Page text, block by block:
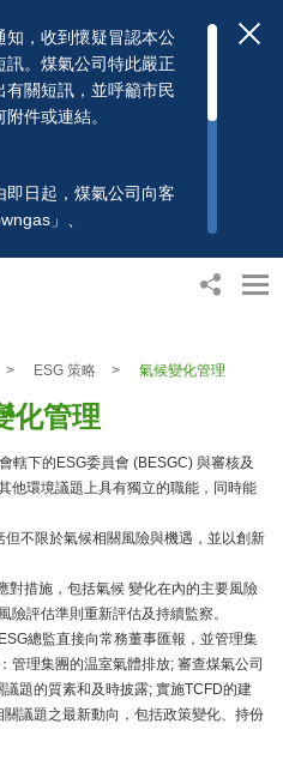
知，收到懷疑冒認本公
。煤氣公司特此嚴正
關短訊，並呼籲市民
件或連結。
日起，煤氣公司向客
」、
。若有任何疑問，可隨
熱線：2880 6988或電
查詢。
> ESG 策略 > 氣候變化管理
化管理
轄下的ESG委員會 (BESGC) 與審核及
他環境議題上具有獨立的職能，同時能
不限於氣候相關風險與機遇，並以創新
對措施，包括氣候 變化在內的主要風險
險評估準則重新評估及持續監察。
總監直接向常務董事匯報，並管理集
管理集團的温室氣體排放; 審查煤氣公司
題的質素和及時披露; 實施TCFD的建
議題之最新動向，包括政策變化、持份